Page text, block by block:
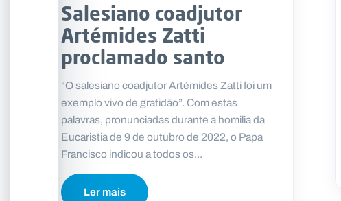
Salesiano coadjutor
Artémides Zatti
proclamado santo
“O salesiano coadjutor Artémides Zatti foi um
exemplo vivo de gratidão”. Com estas
palavras, pronunciadas durante a homilia da
Eucaristia de 9 de outubro de 2022, o Papa
Francisco indicou a todos os...
Ler mais